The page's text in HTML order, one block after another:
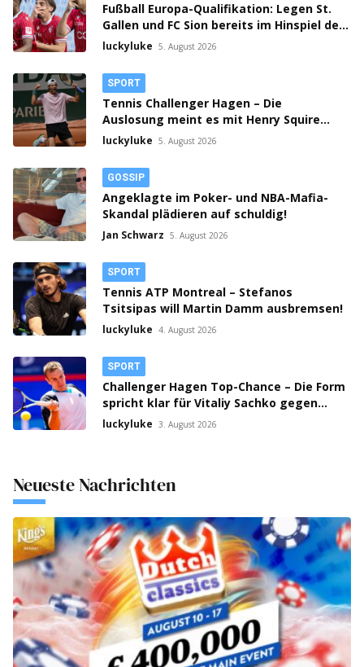
Fußball Europa-Qualifikation: Legen St.
Gallen und FC Sion bereits im Hinspiel den
Grundstein fürs Weiterkommen?
luckyluke 5. August 2026
SPORT
Tennis Challenger Hagen – Die
Auslosung meint es mit Henry Squire
gut!
luckyluke 5. August 2026
GOSSIP
Angeklagte im Poker- und NBA-Mafia-
Skandal plädieren auf schuldig!
Jan Schwarz 5. August 2026
SPORT
Tennis ATP Montreal – Stefanos
Tsitsipas will Martin Damm ausbremsen!
luckyluke 4. August 2026
SPORT
Challenger Hagen Top-Chance – Die Form
spricht klar für Vitaliy Sachko gegen
Lorenzo Guistino!
luckyluke 3. August 2026
Neueste Nachrichten